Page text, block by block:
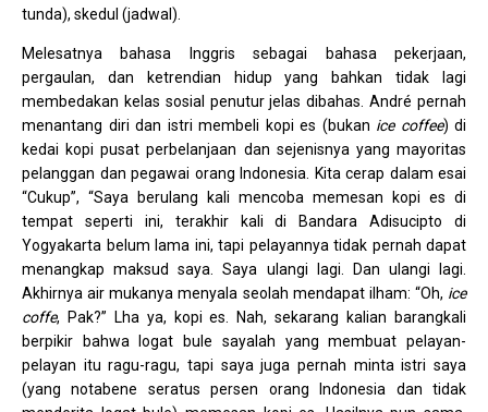
tunda), skedul (jadwal).
Melesatnya bahasa Inggris sebagai bahasa pekerjaan,
pergaulan, dan ketrendian hidup yang bahkan tidak lagi
membedakan kelas sosial penutur jelas dibahas. André pernah
menantang diri dan istri membeli kopi es (bukan ice coffee) di
kedai kopi pusat perbelanjaan dan sejenisnya yang mayoritas
pelanggan dan pegawai orang Indonesia. Kita cerap dalam esai
“Cukup”, “Saya berulang kali mencoba memesan kopi es di
tempat seperti ini, terakhir kali di Bandara Adisucipto di
Yogyakarta belum lama ini, tapi pelayannya tidak pernah dapat
menangkap maksud saya. Saya ulangi lagi. Dan ulangi lagi.
Akhirnya air mukanya menyala seolah mendapat ilham: “Oh, ice
coffe, Pak?” Lha ya, kopi es. Nah, sekarang kalian barangkali
berpikir bahwa logat bule sayalah yang membuat pelayan-
pelayan itu ragu-ragu, tapi saya juga pernah minta istri saya
(yang notabene seratus persen orang Indonesia dan tidak